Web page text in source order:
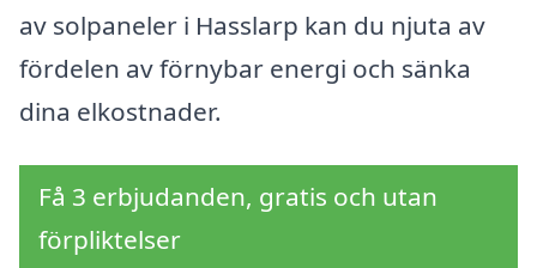
av solpaneler i Hasslarp kan du njuta av
fördelen av förnybar energi och sänka
dina elkostnader.
Få 3 erbjudanden, gratis och utan
förpliktelser